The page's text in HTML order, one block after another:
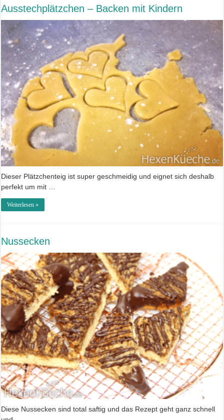
Ausstechplätzchen – Backen mit Kindern
Dieser Plätzchenteig ist super geschmeidig und eignet sich deshalb
perfekt um mit …
Weiterlesen »
Nussecken
Diese Nussecken sind total saftig und das Rezept geht ganz schnell